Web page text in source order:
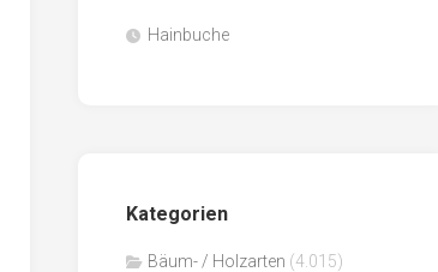
Hainbuche
Kategorien
Bäum- / Holzarten (4.015)